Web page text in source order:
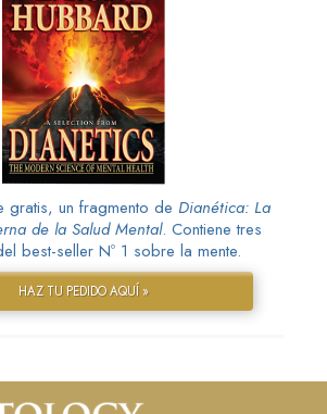
gratis, un fragmento de Dianética: La
de la Salud Mental. Contiene tres
best-seller Nº 1 sobre la mente.
HAZ TU PEDIDO AQUÍ »